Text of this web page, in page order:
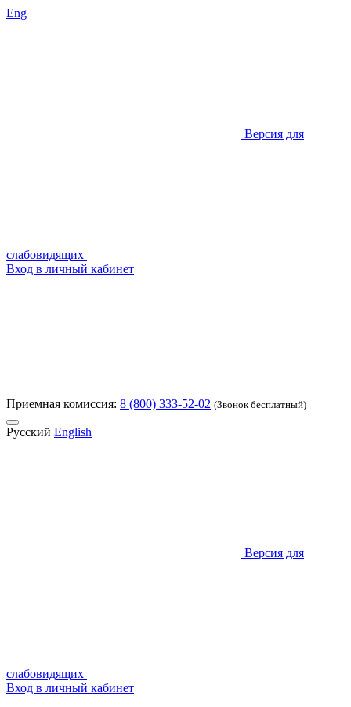
Eng
Версия для
слабовидящих
Вход в личный кабинет
Приемная комиссия: 8 (800) 333-52-02 (Звонок бесплатный)
Русский English
Версия для
слабовидящих
Вход в личный кабинет